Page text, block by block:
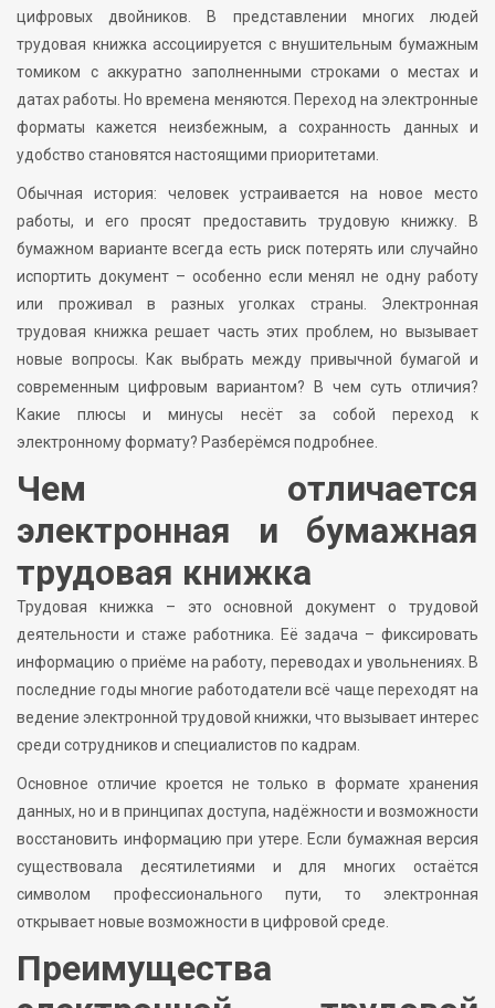
цифровых двойников. В представлении многих людей
трудовая книжка ассоциируется с внушительным бумажным
томиком с аккуратно заполненными строками о местах и
датах работы. Но времена меняются. Переход на электронные
форматы кажется неизбежным, а сохранность данных и
удобство становятся настоящими приоритетами.
Обычная история: человек устраивается на новое место
работы, и его просят предоставить трудовую книжку. В
бумажном варианте всегда есть риск потерять или случайно
испортить документ – особенно если менял не одну работу
или проживал в разных уголках страны. Электронная
трудовая книжка решает часть этих проблем, но вызывает
новые вопросы. Как выбрать между привычной бумагой и
современным цифровым вариантом? В чем суть отличия?
Какие плюсы и минусы несёт за собой переход к
электронному формату? Разберёмся подробнее.
Чем отличается
электронная и бумажная
трудовая книжка
Трудовая книжка – это основной документ о трудовой
деятельности и стаже работника. Её задача – фиксировать
информацию о приёме на работу, переводах и увольнениях. В
последние годы многие работодатели всё чаще переходят на
ведение электронной трудовой книжки, что вызывает интерес
среди сотрудников и специалистов по кадрам.
Основное отличие кроется не только в формате хранения
данных, но и в принципах доступа, надёжности и возможности
восстановить информацию при утере. Если бумажная версия
существовала десятилетиями и для многих остаётся
символом профессионального пути, то электронная
открывает новые возможности в цифровой среде.
Преимущества